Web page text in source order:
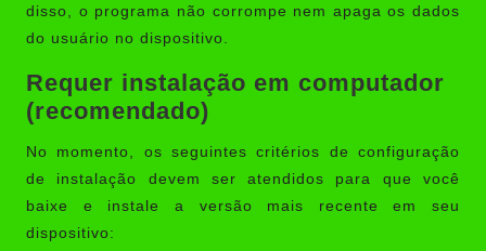
disso, o programa não corrompe nem apaga os dados
do usuário no dispositivo.
Requer instalação em computador
(recomendado)
No momento, os seguintes critérios de configuração
de instalação devem ser atendidos para que você
baixe e instale a versão mais recente em seu
dispositivo: